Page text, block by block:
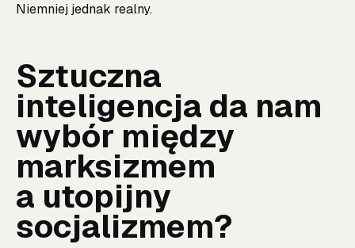
Niemniej jednak realny.
Sztuczna
inteligencja da nam
wybór między
marksizmem
a utopijny
socjalizmem?